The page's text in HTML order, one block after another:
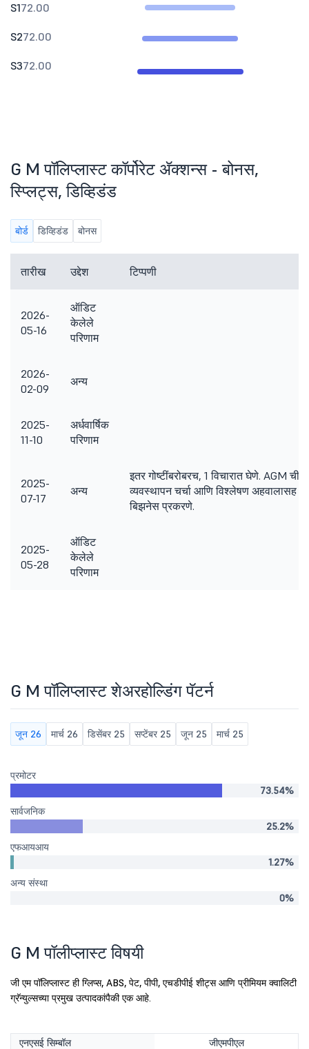
S172.00
S272.00
S372.00
G M पॉलिप्लास्ट कॉर्पोरेट ॲक्शन्स - बोनस,
स्प्लिट्स, डिव्हिडंड
बोर्ड डिव्हिडंड बोनस
तारीख उद्देश टिप्पणी
2026-
05-16
ऑडिट
केलेले
परिणाम
2026-
02-09
अन्य
2025-
11-10
अर्धवार्षिक
परिणाम
2025-
07-17
अन्य
इतर गोष्टींबरोबरच, 1 विचारात घेणे. AGM
व्यवस्थापन चर्चा आणि विश्लेषण अहवालासह
बिझनेस प्रकरणे.
2025-
05-28
ऑडिट
केलेले
परिणाम
G M पॉलिप्लास्ट शेअरहोल्डिंग पॅटर्न
जून 26 मार्च 26 डिसेंबर 25 सप्टेंबर 25 जून 25 मार्च 25
प्रमोटर
73.54%
सार्वजनिक
25.2%
एफआयआय
1.27%
अन्य संस्था
0%
G M पॉलीप्लास्ट विषयी
जी एम पॉलिप्लास्ट ही ग्लिप्स, ABS, पेट, पीपी, एचडीपीई शीट्स आणि प्रीमियम क्वालिटी
ग्रॅन्युल्सच्या प्रमुख उत्पादकांपैकी एक आहे.
एनएसई सिम्बॉल जीएमपीएल